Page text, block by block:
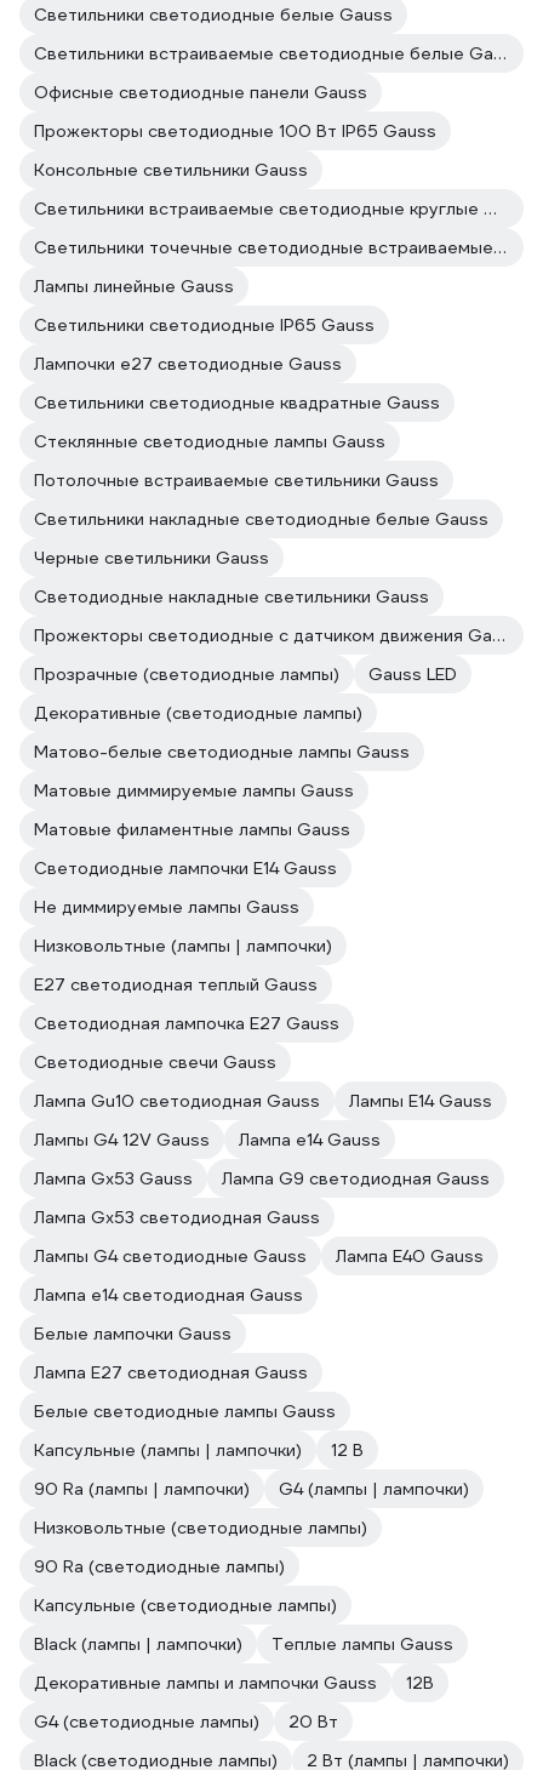
Светильники светодиодные белые Gauss
Светильники встраиваемые светодиодные белые Gauss
Офисные светодиодные панели Gauss
Прожекторы светодиодные 100 Вт IP65 Gauss
Консольные светильники Gauss
Светильники встраиваемые светодиодные круглые Gauss
Светильники точечные светодиодные встраиваемые Gauss
Лампы линейные Gauss
Светильники светодиодные IP65 Gauss
Лампочки е27 светодиодные Gauss
Светильники светодиодные квадратные Gauss
Стеклянные светодиодные лампы Gauss
Потолочные встраиваемые светильники Gauss
Светильники накладные светодиодные белые Gauss
Черные светильники Gauss
Светодиодные накладные светильники Gauss
Прожекторы светодиодные с датчиком движения Gauss
Прозрачные (светодиодные лампы)
Gauss LED
Декоративные (светодиодные лампы)
Матово-белые светодиодные лампы Gauss
Матовые диммируемые лампы Gauss
Матовые филаментные лампы Gauss
Светодиодные лампочки E14 Gauss
Не диммируемые лампы Gauss
Низковольтные (лампы | лампочки)
E27 светодиодная теплый Gauss
Светодиодная лампочка E27 Gauss
Светодиодные свечи Gauss
Лампа Gu10 светодиодная Gauss
Лампы E14 Gauss
Лампы G4 12V Gauss
Лампа е14 Gauss
Лампа Gx53 Gauss
Лампа G9 светодиодная Gauss
Лампа Gx53 светодиодная Gauss
Лампы G4 светодиодные Gauss
Лампа E40 Gauss
Лампа е14 светодиодная Gauss
Белые лампочки Gauss
Лампа E27 светодиодная Gauss
Белые светодиодные лампы Gauss
Капсульные (лампы | лампочки)
12 В
90 Ra (лампы | лампочки)
G4 (лампы | лампочки)
Низковольтные (светодиодные лампы)
90 Ra (светодиодные лампы)
Капсульные (светодиодные лампы)
Black (лампы | лампочки)
Теплые лампы Gauss
Декоративные лампы и лампочки Gauss
12В
G4 (светодиодные лампы)
20 Вт
Black (светодиодные лампы)
2 Вт (лампы | лампочки)